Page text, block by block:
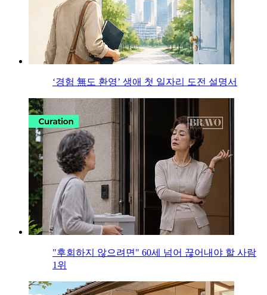
‘경험 無도 환영’ 생애 첫 일자리 도전 설명서
"후회하지 않으려면" 60세 넘어 끊어내야 할 사람
1위